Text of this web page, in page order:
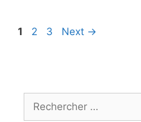
Navigation
Page
1 Page
2 Page
3 Next →
Rechercher :